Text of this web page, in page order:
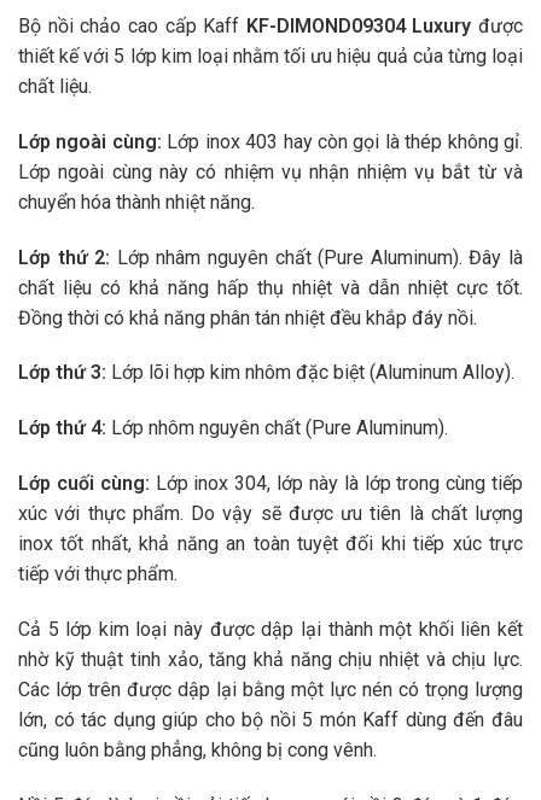
Bộ nồi chảo cao cấp Kaff KF-DIMOND09304 Luxury được
thiết kế với 5 lớp kim loại nhằm tối ưu hiệu quả của từng loại
chất liệu.
Lớp ngoài cùng: Lớp inox 403 hay còn gọi là thép không gỉ.
Lớp ngoài cùng này có nhiệm vụ nhận nhiệm vụ bắt từ và
chuyển hóa thành nhiệt năng.
Lớp thứ 2: Lớp nhâm nguyên chất (Pure Aluminum). Đây là
chất liệu có khả năng hấp thụ nhiệt và dẫn nhiệt cực tốt.
Đồng thời có khả năng phân tán nhiệt đều khắp đáy nồi.
Lớp thứ 3: Lớp lõi hợp kim nhôm đặc biệt (Aluminum Alloy).
Lớp thứ 4: Lớp nhôm nguyên chất (Pure Aluminum).
Lớp cuối cùng: Lớp inox 304, lớp này là lớp trong cùng tiếp
xúc với thực phẩm. Do vậy sẽ được ưu tiên là chất lượng
inox tốt nhất, khả năng an toàn tuyệt đối khi tiếp xúc trực
tiếp với thực phẩm.
Cả 5 lớp kim loại này được dập lại thành một khối liên kết
nhờ kỹ thuật tinh xảo, tăng khả năng chịu nhiệt và chịu lực.
Các lớp trên được dập lại bằng một lực nén có trọng lượng
lớn, có tác dụng giúp cho bộ nồi 5 món Kaff dùng đến đâu
cũng luôn bằng phẳng, không bị cong vênh.